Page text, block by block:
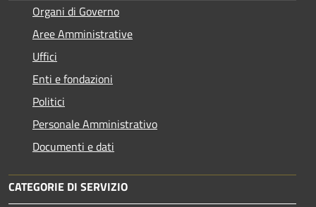
Organi di Governo
Aree Amministrative
Uffici
Enti e fondazioni
Politici
Personale Amministrativo
Documenti e dati
CATEGORIE DI SERVIZIO